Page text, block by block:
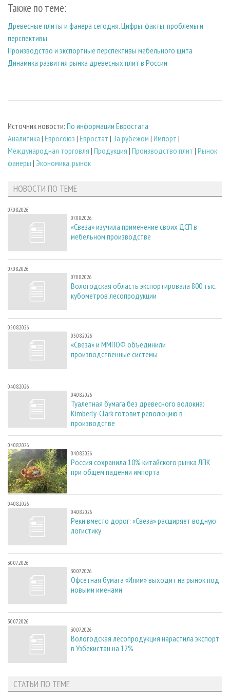
Также по теме:
Древесные плиты и фанера сегодня. Цифры, факты, проблемы и
перспективы
Производство и экспортные перспективы мебельного щита
Динамика развития рынка древесных плит в России
Источник новости: По информации Евростата
Аналитика | Евросоюз | Евростат | За рубежом | Импорт |
Международная торговля | Продукция | Производство плит | Рынок
фанеры | Экономика, рынок
НОВОСТИ ПО ТЕМЕ
07.08.2026
07.08.2026
«Свеза» изучила применение своих ДСП в
мебельном производстве
07.08.2026
07.08.2026
Вологодская область экспортировала 800 тыс.
кубометров лесопродукции
05.08.2026
05.08.2026
«Свеза» и ММПОФ объединили
производственные системы
04.08.2026
04.08.2026
Туалетная бумага без древесного волокна:
Kimberly-Clark готовит революцию в
производстве
04.08.2026
04.08.2026
Россия сохранила 10% китайского рынка ЛПК
при общем падении импорта
04.08.2026
04.08.2026
Реки вместо дорог: «Свеза» расширяет водную
логистику
30.07.2026
30.07.2026
Офсетная бумага «Илим» выходит на рынок под
новыми именами
30.07.2026
30.07.2026
Вологодская лесопродукция нарастила экспорт
в Узбекистан на 12%
СТАТЬИ ПО ТЕМЕ